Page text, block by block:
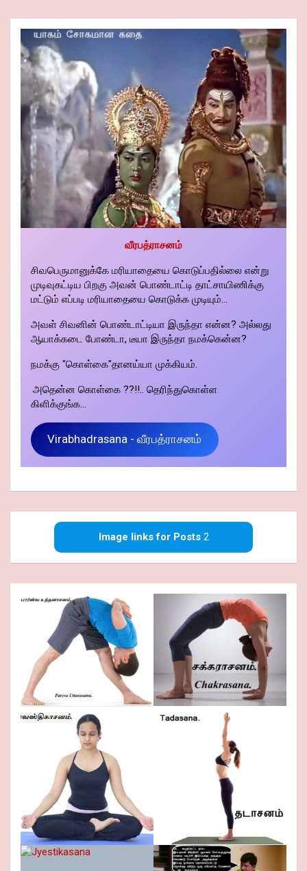
வீரபத்ராசனம்
சிவபெருமானுக்கே மரியாதையை கொடுப்பதில்லை என்று
முடிவுகட்டிய பிறகு அவன் பொண்டாட்டி தாட்சாயிணிக்கு
மட்டும் எப்படி மரியாதையை கொடுக்க முடியும்...
அவள் சிவனின் பொண்டாட்டியா இருந்தா என்ன? அல்லது
ஆயாக்கடை போண்டா, டீயா இருந்தா நமக்கென்ன?
நமக்கு "கொள்கை"தானய்யா முக்கியம்.
அதென்ன கொள்கை ??!!.. தெரிந்துகொள்ள
கிளிக்குங்க...
Virabhadrasana - வீரபத்ராசனம்
Image links for Posts2